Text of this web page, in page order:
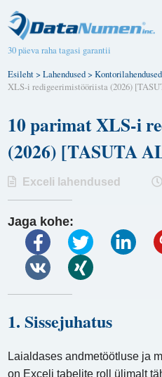
30 päeva raha tagasi garantii
Esileht>Lahendused>Kontorilahendused
XLS-i redigeerimistööriista (2026)
10 parimat XLS-i
(2026) [TASUTA
Exceli lahendused
Jaga kohe:
1. Sissejuhatus
Laialdases andmetöötluse ja
on Exceli tabelite roll ülimalt